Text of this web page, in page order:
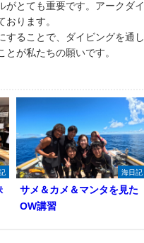
がとても重要です。アークダイ
ります。
することで、ダイビングを通し
が私たちの願いです。
海日記
サメ＆カメ＆マンタを見た
OW講習